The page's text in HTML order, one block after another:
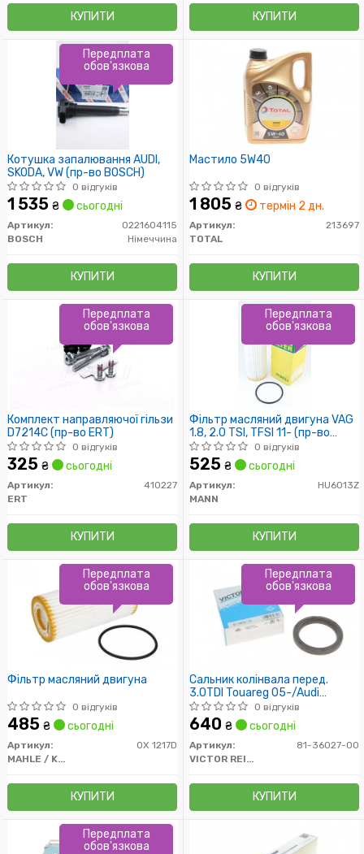
КУПИТИ КУПИТИ
Котушка запалювання AUDI,
SKODA, VW (пр-во BOSCH)
0 відгуків
1 535 ₴ сьогодні
Артикул:
0221604115
BOSCH
Німеччина
КУПИТИ
Передплата
обов'язкова
Мастило 5W40
0 відгуків
1 805 ₴ термін 2 дн.
Артикул:
213697
TOTAL
КУПИТИ
Комплект направляючої гільзи
D7214C (пр-во ERT)
0 відгуків
325 ₴ сьогодні
Артикул:
410227
ERT
КУПИТИ
Передплата
обов'язкова
Фільтр масляний двигуна VAG
1.8, 2.0 TSI, TFSI 11- (пр-во
MANN)
0 відгуків
525 ₴ сьогодні
Артикул:
HU6013Z
MANN
КУПИТИ
Передплата
обов'язкова
Фільтр масляний двигуна
0 відгуків
485 ₴ сьогодні
Артикул:
OX 1217D
MAHLE / KNECHT
КУПИТИ
Передплата
обов'язкова
Сальник колінвала перед.
3.0TDI Touareg 05-/Audi
A4/A5/A6 060 відгуків
640 ₴ сьогодні
Артикул:
81-36027-00
VICTOR REINZ
КУПИТИ
Передплата
обов'язкова
Передплата
обов'язкова